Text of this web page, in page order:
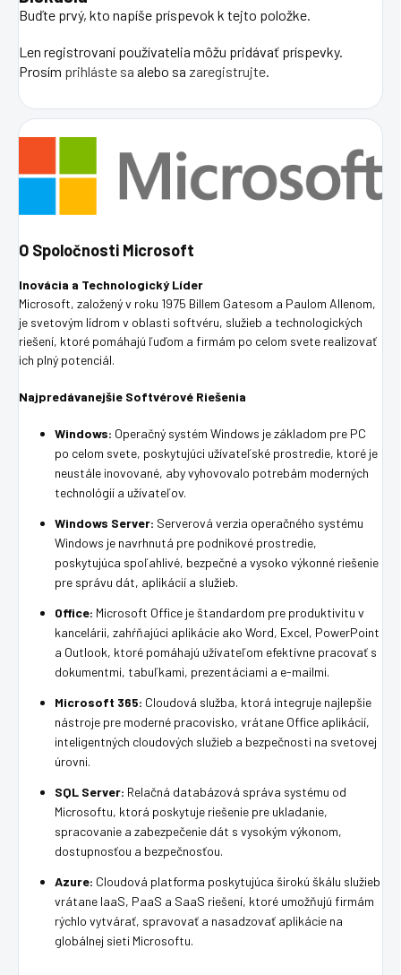
Buďte prvý, kto napíše príspevok k tejto položke.
Len registrovaní používatelia môžu pridávať príspevky.
Prosím prihláste sa alebo sa zaregistrujte.
O Spoločnosti Microsoft
Inovácia a Technologický Líder
Microsoft, založený v roku 1975 Billem Gatesom a Paulom Allenom,
je svetovým lídrom v oblasti softvéru, služieb a technologických
riešení, ktoré pomáhajú ľuďom a firmám po celom svete realizovať
ich plný potenciál.
Najpredávanejšie Softvérové Riešenia
Windows: Operačný systém Windows je základom pre PC
po celom svete, poskytujúci užívateľské prostredie, ktoré je
neustále inovované, aby vyhovovalo potrebám moderných
technológií a užívateľov.
Windows Server: Serverová verzia operačného systému
Windows je navrhnutá pre podnikové prostredie,
poskytujúca spoľahlivé, bezpečné a vysoko výkonné riešenie
pre správu dát, aplikácií a služieb.
Office: Microsoft Office je štandardom pre produktivitu v
kancelárii, zahŕňajúci aplikácie ako Word, Excel, PowerPoint
a Outlook, ktoré pomáhajú užívateľom efektívne pracovať s
dokumentmi, tabuľkami, prezentáciami a e-mailmi.
Microsoft 365: Cloudová služba, ktorá integruje najlepšie
nástroje pre moderné pracovisko, vrátane Office aplikácií,
inteligentných cloudových služieb a bezpečnosti na svetovej
úrovni.
SQL Server: Relačná databázová správa systému od
Microsoftu, ktorá poskytuje riešenie pre ukladanie,
spracovanie a zabezpečenie dát s vysokým výkonom,
dostupnosťou a bezpečnosťou.
Azure: Cloudová platforma poskytujúca širokú škálu služieb
vrátane IaaS, PaaS a SaaS riešení, ktoré umožňujú firmám
rýchlo vytvárať, spravovať a nasadzovať aplikácie na
globálnej sieti Microsoftu.